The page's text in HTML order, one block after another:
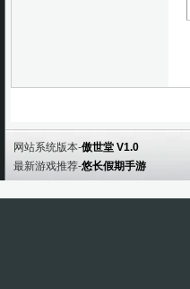
网站系统版本-傲世堂 V1.0
最新游戏推荐-悠长假期手游